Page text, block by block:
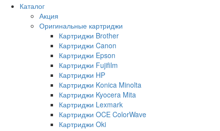
Каталог
Акция
Оригинальные картриджи
Картриджи Brother
Картриджи Canon
Картриджи Epson
Картриджи Fujifilm
Картриджи HP
Картриджи Konica Minolta
Картриджи Kyocera Mita
Картриджи Lexmark
Картриджи OCE ColorWave
Картриджи Oki